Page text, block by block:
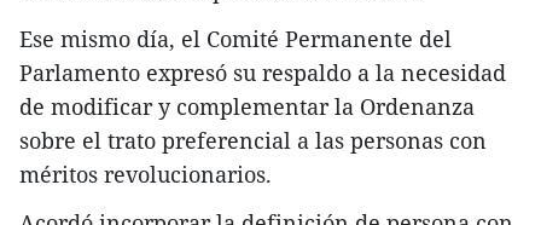
Ese mismo día, el Comité Permanente del
Parlamento expresó su respaldo a la necesidad
de modificar y complementar la Ordenanza
sobre el trato preferencial a las personas con
méritos revolucionarios.